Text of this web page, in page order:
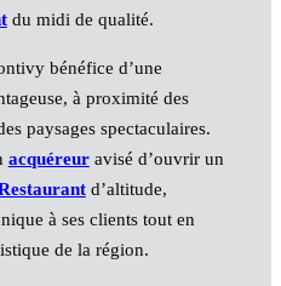
du midi de qualité.
bénéfice d’une
à proximité des
paysages spectaculaires.
acquéreuravisé d’ouvrir un
d’altitude,
à ses clients tout en
de la région.